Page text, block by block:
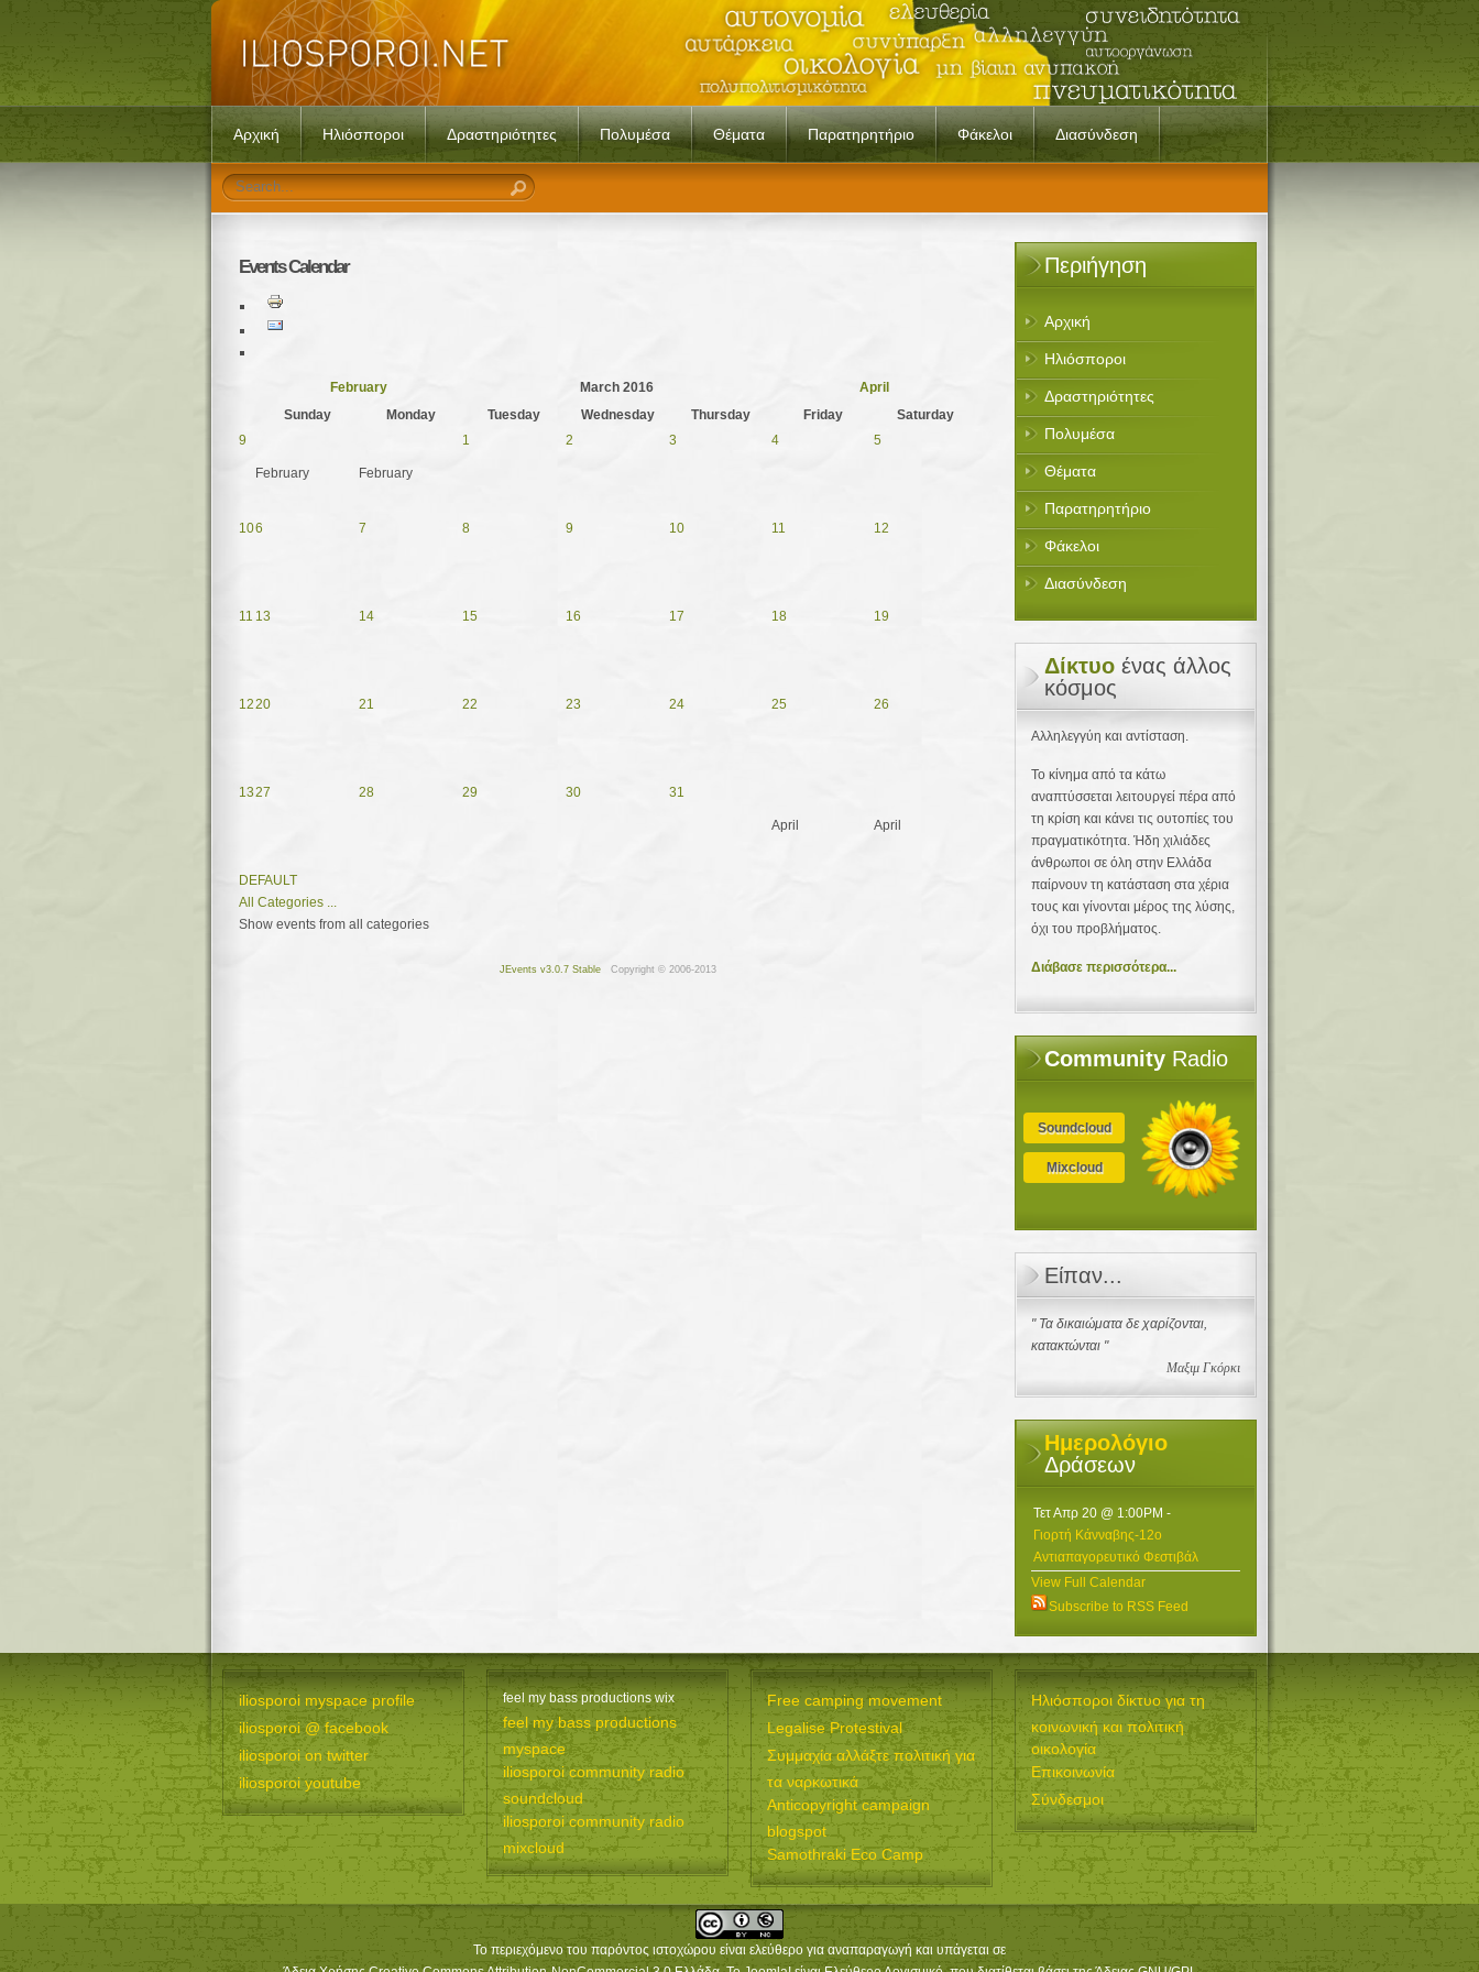
Αρχική Ηλιόσποροι Δραστηριότητες Πολυμέσα Θέματα Παρατηρητήριο Φάκελοι Διασύνδεση
EventsCalendar
February March 2016
April
Sunday
Monday Tuesday Wednesday Thursday Friday
Saturday
9
February February
1 2 3 4 5
106 7 8 9 10 11 12
11 13 14 15 16 17 18 19
1220 21 22 23 24 25 26
1327 28 29 30 31
April April
DEFAULT
All Categories ...
Show events from all categories
JEvents v3.0.7 Stable Copyright © 2006-2013
Περιήγηση
Αρχική
Ηλιόσποροι
Δραστηριότητες
Πολυμέσα
Θέματα
Παρατηρητήριο
Φάκελοι
Διασύνδεση
Δίκτυο ένας άλλος
κόσμος
Αλληλεγγύη και αντίσταση.
Το κίνημα από τα κάτω
αναπτύσσεται λειτουργεί πέρα από
τη κρίση και κάνει τις ουτοπίες του
πραγματικότητα. Ήδη χιλιάδες
άνθρωποι σε όλη στην Ελλάδα
παίρνουν τη κατάσταση στα χέρια
τους και γίνονται μέρος της λύσης,
όχι του προβλήματος.
Διάβασε περισσότερα...
Community Radio
Soundcloud
Mixcloud
Είπαν...
" Τα δικαιώματα δε χαρίζονται,
κατακτώνται "
Μαξιμ Γκόρκι
Ημερολόγιο
Δράσεων
Τετ Απρ 20 @ 1:00PM -
Γιορτή Κάνναβης-12ο
Αντιαπαγορευτικό Φεστιβάλ
View Full Calendar
Subscribe to RSS Feed
iliosporoi myspace profile
iliosporoi @ facebook
iliosporoi on twitter
iliosporoi youtube
feel my bass productions wix
feel my bass productions
myspace
iliosporoi community radio
soundcloud
iliosporoi community radio
mixcloud
Free camping movement
Legalise Protestival
Συμμαχία αλλάξτε πολιτική για
τα ναρκωτικά
Anticopyright campaign
blogspot
Samothraki Eco Camp
Ηλιόσποροι δίκτυο για τη
κοινωνική και πολιτική
οικολογία
Επικοινωνία
Σύνδεσμοι
Το περιεχόμενο του παρόντος ιστοχώρου είναι ελεύθερο για αναπαραγωγή και υπάγεται σε